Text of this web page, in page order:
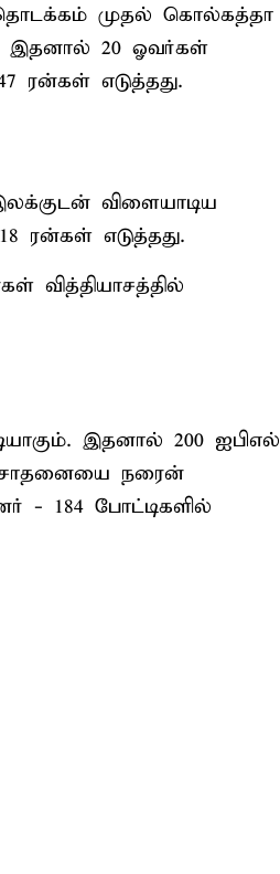
முதல் கொல்கத்தா
இதனால் 20 ஓவர்கள்
ரன்கள் எடுத்தது.
விளையாடிய
ரன்கள் எடுத்தது.
வித்தியாசத்தில்
இதனால் 200 ஐபிஎல்
சாதனையை நரைன்
- 184 போட்டிகளில்